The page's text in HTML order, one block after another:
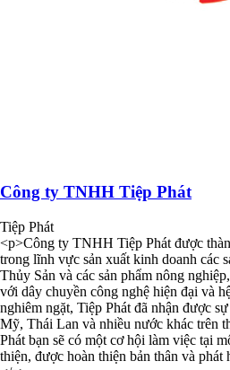
Công ty TNHH Tiệp Phát
Tiệp Phát
<p>Công ty TNHH Tiệp Phát được
trong lĩnh vực sản xuất kinh doanh các
Thủy Sản và các sản phẩm nông
với dây chuyền công nghệ hiện đại và
nghiêm ngặt, Tiệp Phát đã nhận được
Mỹ, Thái Lan và nhiều nước khác trên
Phát bạn sẽ có một cơ hội làm việc tại
thiện, được hoàn thiện bản thân và phát